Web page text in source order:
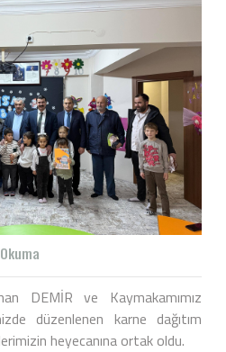
Okuma
DEMİR ve Kaymakamımız
düzenlenen karne dağıtım
heyecanına ortak oldu.